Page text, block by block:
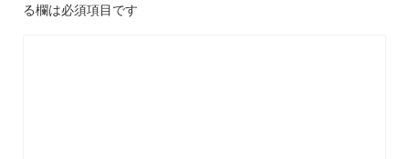
る欄は必須項目です